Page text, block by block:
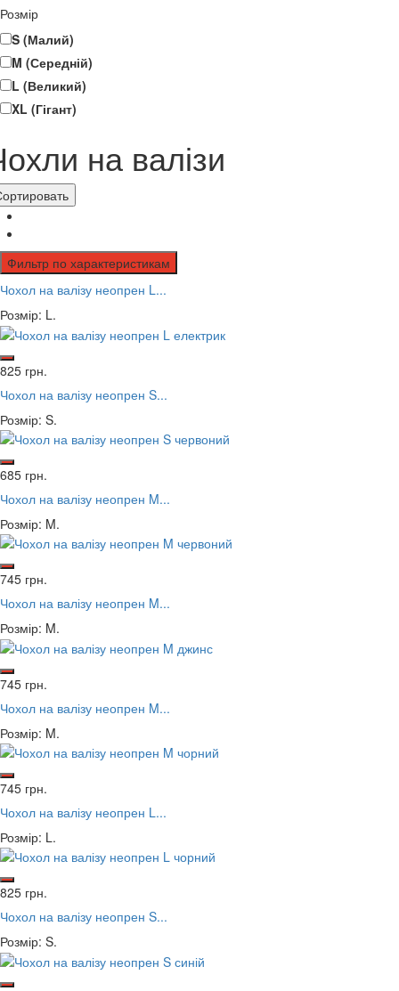
Розмір
S (Малий)
M (Середній)
L (Великий)
XL (Гігант)
на валізи
Фильтр по характеристикам
Чохол на валізу неопрен L...
Розмір: L.
825 грн.
Чохол на валізу неопрен S...
Розмір: S.
685 грн.
Чохол на валізу неопрен M...
Розмір: M.
745 грн.
Чохол на валізу неопрен M...
Розмір: M.
745 грн.
Чохол на валізу неопрен M...
Розмір: M.
745 грн.
Чохол на валізу неопрен L...
Розмір: L.
825 грн.
Чохол на валізу неопрен S...
Розмір: S.